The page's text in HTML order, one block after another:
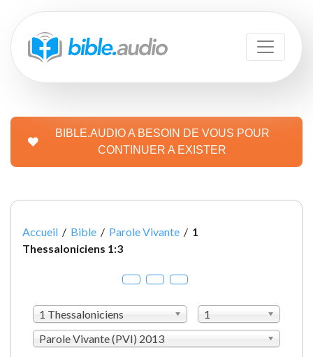
BIBLE.AUDIO A BESOIN DE VOUS POUR
CONTINUER A EXISTER
Accueil / Bible / Parole Vivante / 1
Thessaloniciens 1:3
1 Thessaloniciens
1
Parole Vivante (PVI) 2013